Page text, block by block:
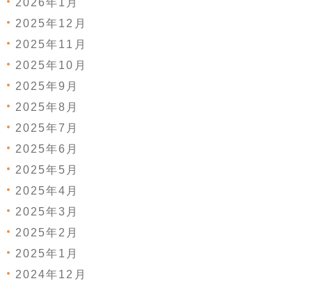
2025年12月
2025年11月
2025年10月
2025年9月
2025年8月
2025年7月
2025年6月
2025年5月
2025年4月
2025年3月
2025年2月
2025年1月
2024年12月